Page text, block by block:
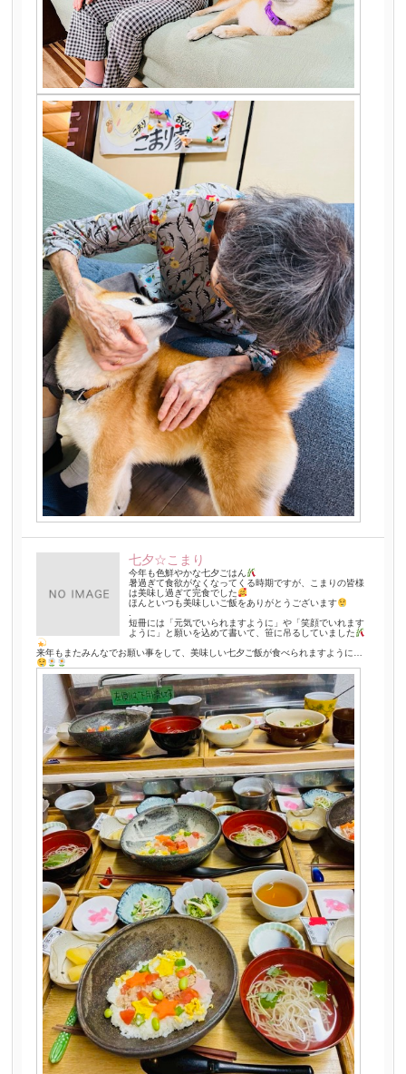
七夕☆こまり
今年も色鮮やかな七夕ごはん
暑過ぎて食欲がなくなってくる時期ですが、こまりの皆様
は美味し過ぎて完食でした
ほんといつも美味しいご飯をありがとうございます
短冊には「元気でいられますように」や「笑顔でいれます
ように」と願いを込めて書いて、笹に吊るしていました
来年もまたみんなでお願い事をして、美味しい七夕ご飯が食べられますように…